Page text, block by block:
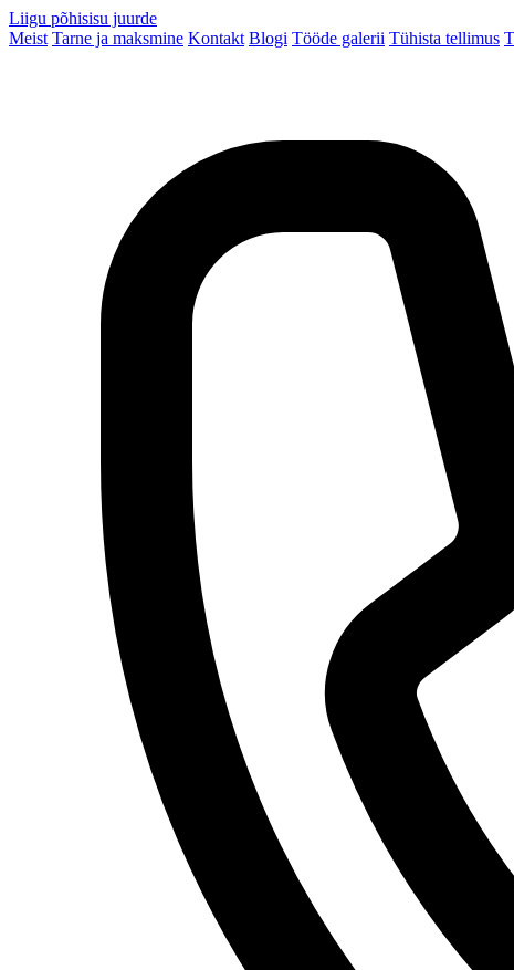
Liigu põhisisu juurde
Meist Tarne ja maksmine Kontakt Blogi Tööde galerii Tühista tellimus